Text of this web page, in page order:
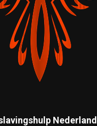
Nederland